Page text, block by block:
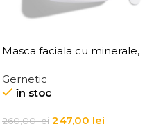
Masca faciala cu minerale,
hidratare si regenerare
Masque Marin
Gernetic
în stoc
260,00lei 247,00 lei